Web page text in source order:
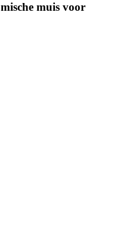
muis voor